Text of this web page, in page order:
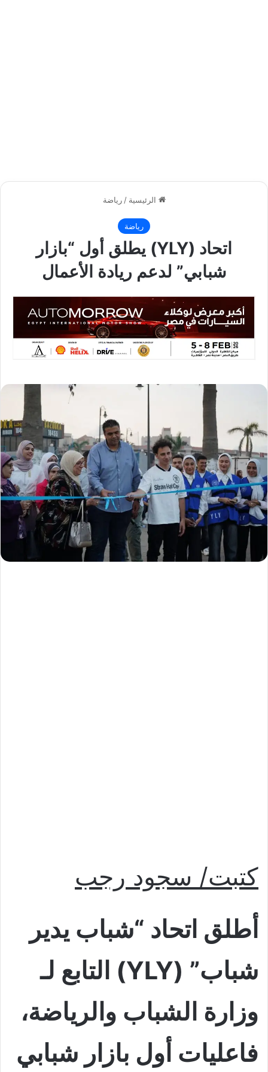
الرئيسية / رياضة
رياضة
اتحاد (YLY) يطلق أول “بازار
شبابي” لدعم ريادة الأعمال
كتبت/ سجود رجب
أطلق اتحاد “شباب يدير
شباب” (YLY) التابع لـ
وزارة الشباب والرياضة،
فاعليات أول بازار شبابي